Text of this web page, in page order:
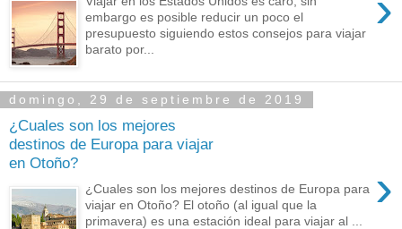
embargo es posible reducir un poco el
presupuesto siguiendo estos consejos para viajar
barato por...
domingo, 29 de septiembre de 2019
¿Cuales son los mejores
destinos de Europa para viajar
en Otoño?
›
¿Cuales son los mejores destinos de Europa para
viajar en Otoño? El otoño (al igual que la
primavera) es una estación ideal para viajar al ...